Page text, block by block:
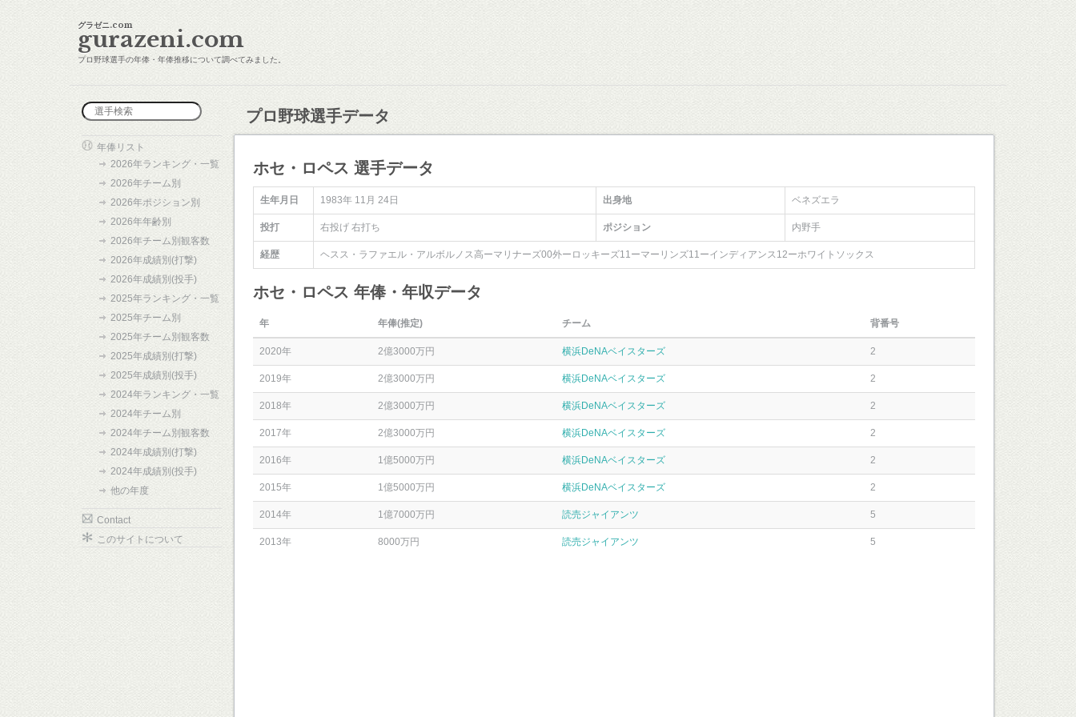
グラゼニ.com
gurazeni.com
プロ野球選手の年俸・年俸推移について調べてみました。
年俸リスト
2026年ランキング・一覧
2026年チーム別
2026年ポジション別
2026年年齢別
2026年チーム別観客数
2026年成績別(打撃)
2026年成績別(投手)
2025年ランキング・一覧
2025年チーム別
2025年チーム別観客数
2025年成績別(打撃)
2025年成績別(投手)
2024年ランキング・一覧
2024年チーム別
2024年チーム別観客数
2024年成績別(打撃)
2024年成績別(投手)
他の年度
Contact
このサイトについて
プロ野球選手データ
ホセ・ロペス 選手データ
生年月日 1983年 11月 24日 出身地 ベネズエラ
投打 右投げ 右打ち ポジション 内野手
経歴 ヘスス・ラファエル・アルボルノス高ーマリナーズ00外ーロッキーズ11ーマーリンズ11ーインディアンス12ーホワイトソックス
ホセ・ロペス 年俸・年収データ
年 年俸(推定) チーム 背番号
2020年 2億3000万円 横浜DeNAベイスターズ 2
2019年 2億3000万円 横浜DeNAベイスターズ 2
2018年 2億3000万円 横浜DeNAベイスターズ 2
2017年 2億3000万円 横浜DeNAベイスターズ 2
2016年 1億5000万円 横浜DeNAベイスターズ 2
2015年 1億5000万円 横浜DeNAベイスターズ 2
2014年 1億7000万円 読売ジャイアンツ 5
2013年 8000万円 読売ジャイアンツ 5